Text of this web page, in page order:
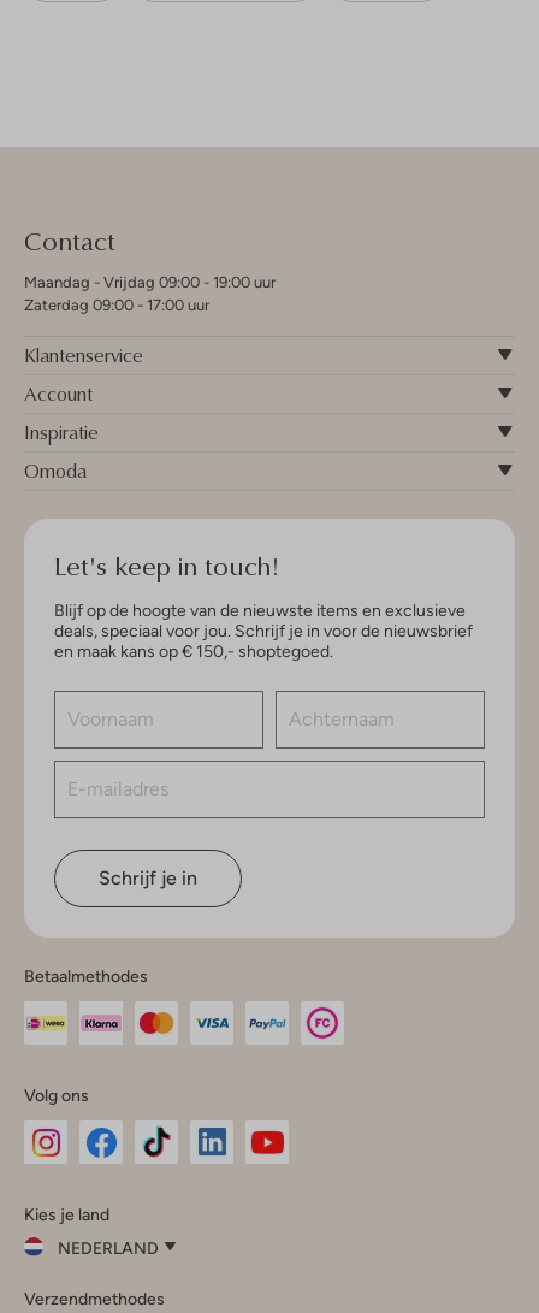
Contact
Maandag - Vrijdag 09:00 - 19:00 uur
Zaterdag 09:00 - 17:00 uur
Klantenservice
Account
Inspiratie
Omoda
Let's keep in touch!
Blijf op de hoogte van de nieuwste items en exclusieve
deals, speciaal voor jou. Schrijf je in voor de nieuwsbrief
en maak kans op € 150,- shoptegoed.
Schrijf je in
Betaalmethodes
Volg ons
InstagramFacebook
Kies je land
NEDERLAND
je
Verzendmethodes